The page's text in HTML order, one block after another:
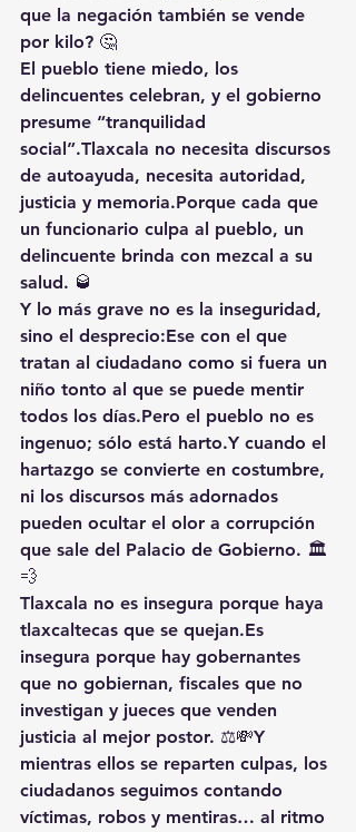
que la negación también se vende
por kilo? 🤔
El pueblo tiene miedo, los
delincuentes celebran, y el gobierno
presume “tranquilidad
social”.Tlaxcala no necesita discursos
de autoayuda, necesita autoridad,
justicia y memoria.Porque cada que
un funcionario culpa al pueblo, un
delincuente brinda con mezcal a su
salud. 🥃
Y lo más grave no es la inseguridad,
sino el desprecio:Ese con el que
tratan al ciudadano como si fuera un
niño tonto al que se puede mentir
todos los días.Pero el pueblo no es
ingenuo; sólo está harto.Y cuando el
hartazgo se convierte en costumbre,
ni los discursos más adornados
pueden ocultar el olor a corrupción
que sale del Palacio de Gobierno. 🏛️
💨
Tlaxcala no es insegura porque haya
tlaxcaltecas que se quejan.Es
insegura porque hay gobernantes
que no gobiernan, fiscales que no
investigan y jueces que venden
justicia al mejor postor. ⚖️💸Y
mientras ellos se reparten culpas, los
ciudadanos seguimos contando
víctimas, robos y mentiras… al ritmo